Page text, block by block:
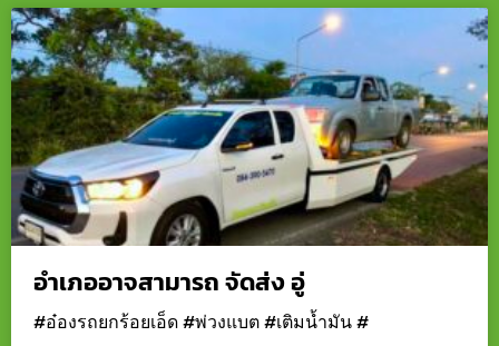
อำเภออาจสามารถ จัดส่ง อู่
#อ๋องรถยกร้อยเอ็ด #พ่วงแบต #เติมน้ำมัน #